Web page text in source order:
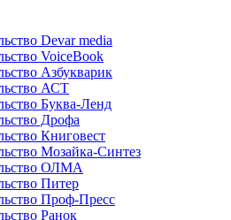
Devar media
VoiceBook
Азбукварик
АСТ
Буква-Ленд
Дрофа
Книговест
Мозайка-Синтез
ОЛМА
Питер
Проф-Пресс
Ранок